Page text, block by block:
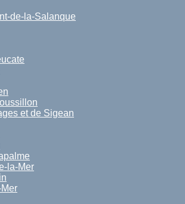
de-la-Salanque
et de Sigean
la-Mer